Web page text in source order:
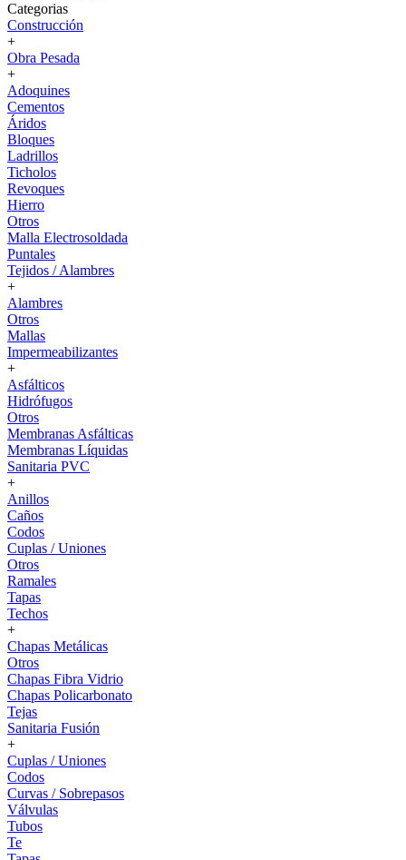
Categorias
Construcción
+
Obra Pesada
+
Adoquines
Cementos
Áridos
Bloques
Ladrillos
Ticholos
Revoques
Hierro
Otros
Malla Electrosoldada
Puntales
Tejidos / Alambres
+
Alambres
Otros
Mallas
Impermeabilizantes
+
Asfálticos
Hidrófugos
Otros
Membranas Asfálticas
Membranas Líquidas
Sanitaria PVC
+
Anillos
Caños
Codos
Cuplas / Uniones
Otros
Ramales
Tapas
Techos
+
Chapas Metálicas
Otros
Chapas Fibra Vidrio
Chapas Policarbonato
Tejas
Sanitaria Fusión
+
Cuplas / Uniones
Codos
Curvas / Sobrepasos
Válvulas
Tubos
Te